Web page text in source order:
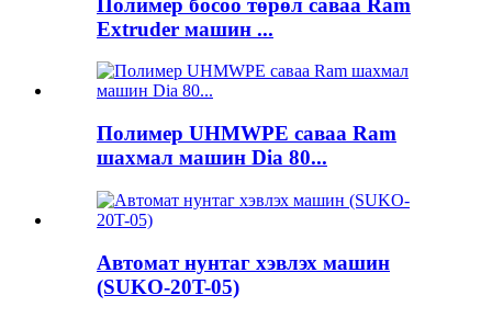
Extruder машин ...
Полимер UHMWPE саваа Ram
шахмал машин Dia 80...
Автомат нунтаг хэвлэх машин
(SUKO-20T-05)